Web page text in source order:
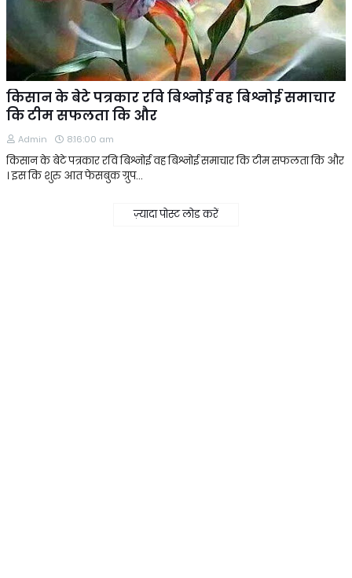
किसान के बेटे पत्रकार रवि बिश्नोई वह बिश्नोई समाचार
कि टीम सफलता कि और
Admin 8:16:00 am
किसान के बेटे पत्रकार रवि बिश्नोई वह बिश्नोई समाचार कि टीम सफलता कि और
। इस कि शुरु आत फेसबुक ग्रुप…
ज़्यादा पोस्ट लोड करें